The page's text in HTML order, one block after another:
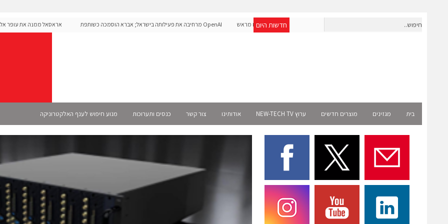
חדשות היום
חברת IAIG גייסה 6 מיליון דולר להקמת חברות תוכנה שנבנו מראש
OpenAI מרחיבה את פעילותה בישראל; אברא הוסמכה כשותפת
אראסאל ממנה את עופר
בית מגזינים מוצרים חדשים ערוץ NEW-TECH TV אודותינו צור קשר כנסים ותערוכות מנוע חיפוש לענף האלקטרוניקה